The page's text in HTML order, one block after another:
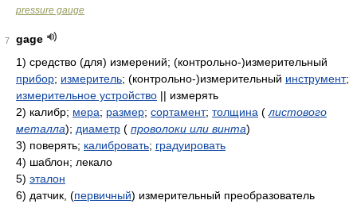
pressure gauge
7
gage
1) средство (для) измерений; (контрольно-)измерительный
прибор; измеритель; (контрольно-)измерительный инструмент;
измерительное устройство || измерять
2) калибр; мера; размер; сортамент; толщина ( листового
металла); диаметр ( проволоки или винта)
3) поверять; калибровать; градуировать
4) шаблон; лекало
5) эталон
6) датчик, (первичный) измерительный преобразователь